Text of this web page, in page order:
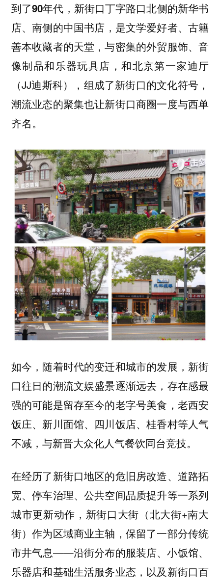
到了90年代 ，新街口丁字路口北侧的新华书
店、南侧的中国书店 ，是文学爱好者、古籍
善本收藏者的天堂，与密集的外贸服饰、音
像制品和乐器玩具店，和北京第一家迪厅
（JJ迪斯科），组成了新街口的文化符号，
潮流业态的聚集也让新街口商圈一度与西单
齐名。
如今，随着时代的变迁和城市的发展，新街
口往日的潮流文娱盛景逐渐远去， 存在感最
强的可能是留存至今的老字号美食 ，老西安
饭庄、新川面馆、四川饭店、桂香村等人气
不减，与新晋大众化人气餐饮同台竞技。
在经历了新街口地区的危旧房改造、道路拓
宽、停车治理、公共空间品质提升等一系列
城市更新动作，新街口大街（北大街+南大
街）作为区域商业主轴，保留了一部分传统
市井气息——沿街分布的服装店、小饭馆、
乐器店和基础生活服务业态，以及新街口百